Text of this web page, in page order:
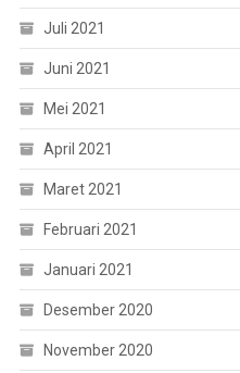
Juli 2021
Juni 2021
Mei 2021
April 2021
Maret 2021
Februari 2021
Januari 2021
Desember 2020
November 2020